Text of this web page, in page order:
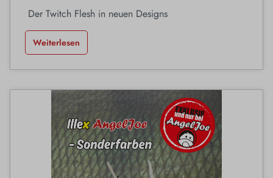
Der Twitch Flesh in neuen Designs
Weiterlesen